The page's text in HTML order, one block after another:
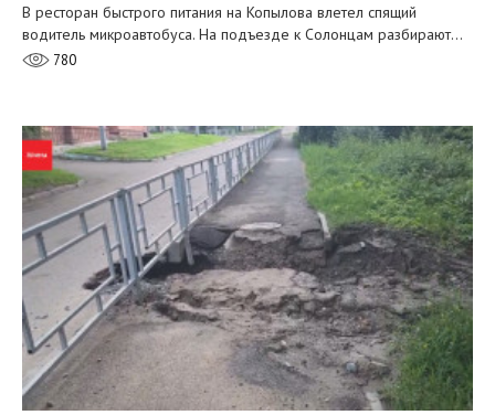
В ресторан быстрого питания на Копылова влетел спящий
водитель микроавтобуса. На подъезде к Солонцам разбирают…
780